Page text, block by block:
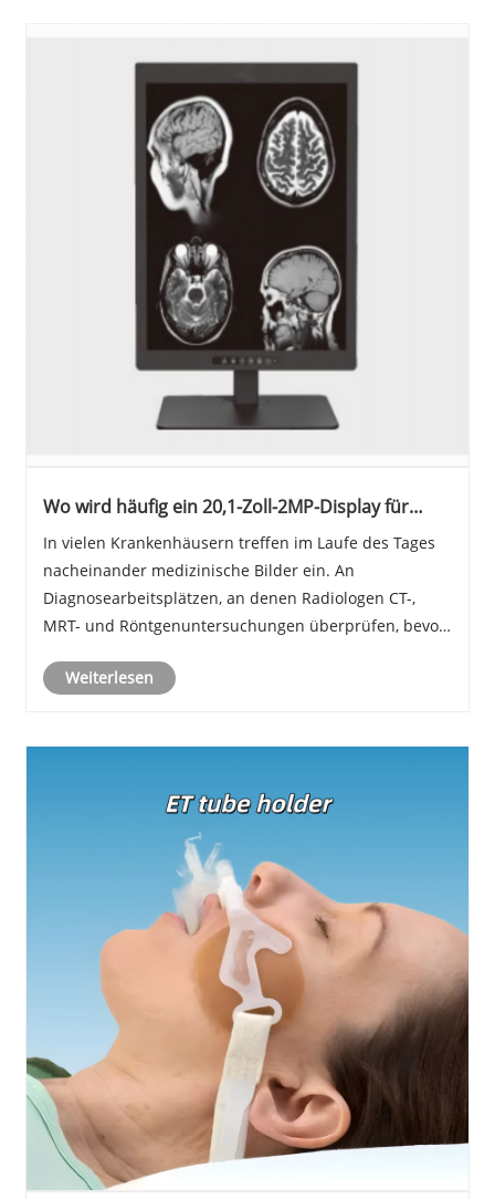
Wo wird häufig ein 20,1-Zoll-2MP-Display für
In vielen Krankenhäusern treffen im Laufe des Tages
nacheinander medizinische Bilder ein. An
Diagnosearbeitsplätzen, an denen Radiologen CT-,
MRT- und Röntgenuntersuchungen überprüfen, bevor
MP-Display für die medizinische Diagnose zu finden.
Weiterlesen